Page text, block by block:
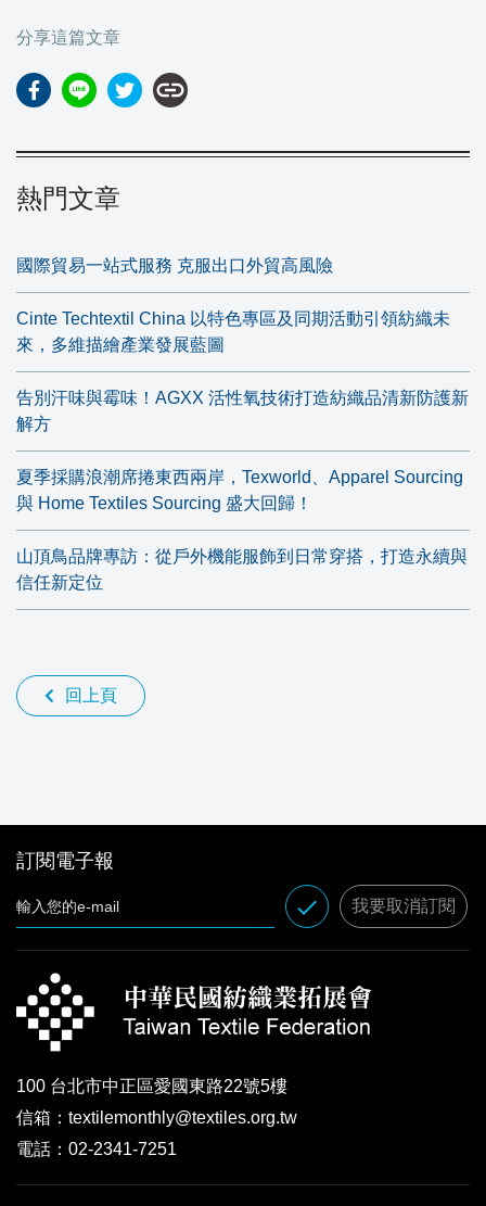
分享這篇文章
link
熱門文章
國際貿易一站式服務 克服出口外貿高風險
Cinte Techtextil China 以特色專區及同期活動引領紡織未
來，多維描繪產業發展藍圖
告別汗味與霉味！AGXX 活性氧技術打造紡織品清新防護新
解方
夏季採購浪潮席捲東西兩岸，Texworld、Apparel Sourcing
與 Home Textiles Sourcing 盛大回歸！
山頂鳥品牌專訪：從戶外機能服飾到日常穿搭，打造永續與
信任新定位
回上頁
訂閱電子報
done 我要取消訂閱
100 台北市中正區愛國東路22號5樓
信箱：textilemonthly@textiles.org.tw
電話：02-2341-7251